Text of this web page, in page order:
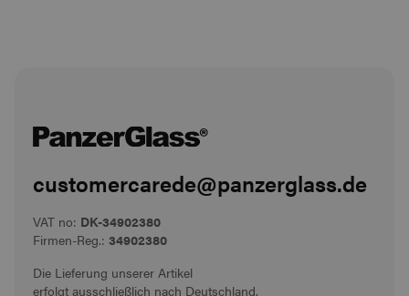
customercarede@panzerglass.de
VAT no: DK-34902380
Firmen-Reg.: 34902380
Die Lieferung unserer Artikel
erfolgt ausschließlich nach Deutschland.